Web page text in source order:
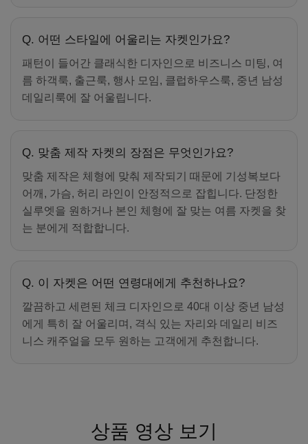
Q. 어떤 스타일에 어울리는 자켓인가요?
패턴이 들어간 클래식한 디자인으로 비즈니스 미팅, 여
름 하객룩, 출근룩, 행사 모임, 클럽하우스룩, 중년 남성
데일리룩에 잘 어울립니다.
Q. 맞춤 제작 자켓의 장점은 무엇인가요?
맞춤 제작은 체형에 맞춰 제작되기 때문에 기성복보다
어깨, 가슴, 허리 라인이 안정적으로 잡힙니다. 단정한
실루엣을 원하거나 본인 체형에 잘 맞는 여름 자켓을 찾
는 분에게 적합합니다.
Q. 이 자켓은 어떤 연령대에게 추천하나요?
깔끔하고 세련된 체크 디자인으로 40대 이상 중년 남성
에게 특히 잘 어울리며, 격식 있는 자리와 데일리 비즈
니스 캐주얼을 모두 원하는 고객에게 추천합니다.
상품 영상 보기